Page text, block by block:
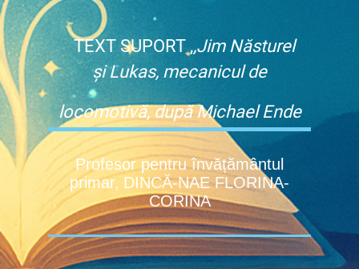
TEXT SUPORT ,,Jim Năsturel
și Lukas, mecanicul de
locomotivă, după Michael Ende
Profesor pentru învățământul
primar, DINCĂ-NAE FLORINA-
CORINA